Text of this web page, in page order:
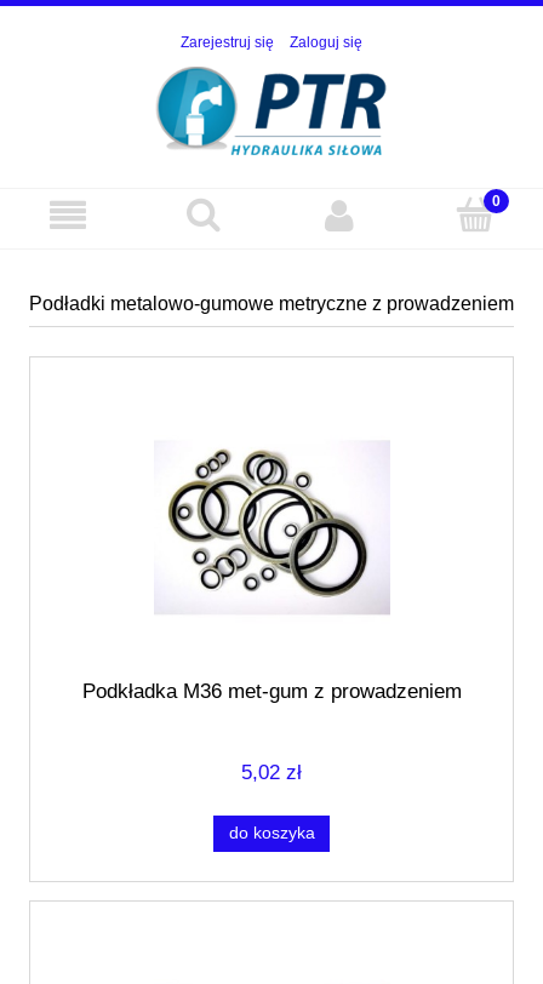
Zarejestruj się Zaloguj się
Podładki metalowo-gumowe metryczne z prowadzeniem
Podkładka M36 met-gum z prowadzeniem
5,02 zł
do koszyka